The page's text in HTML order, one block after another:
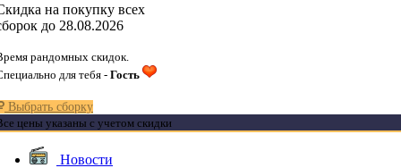
на покупку всех
до 28.08.2026
рандомных скидок.
для тебя - Гость
Выбрать сборку
цены указаны с учетом скидки
Новости